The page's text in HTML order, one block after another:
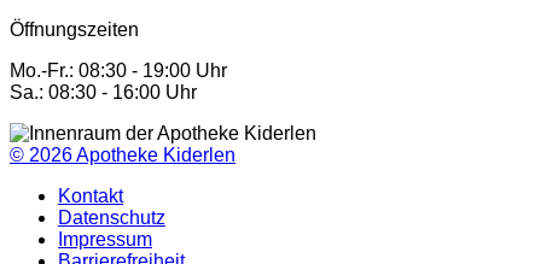
Öffnungszeiten
Mo.-Fr.: 08:30 - 19:00 Uhr
Sa.: 08:30 - 16:00 Uhr
© 2026Apotheke Kiderlen
Kontakt
Datenschutz
Impressum